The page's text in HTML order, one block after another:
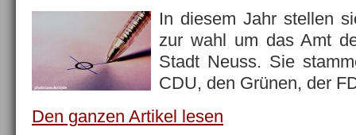
In diesem Jahr stellen
zur wahl um das Amt
Stadt Neuss. Sie
CDU, den Grünen, der
Den ganzen Artikel lesen